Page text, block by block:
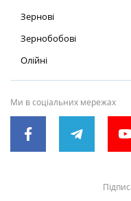
Зернові
Зернобобові
Олійні
Ми в соціальних мережах